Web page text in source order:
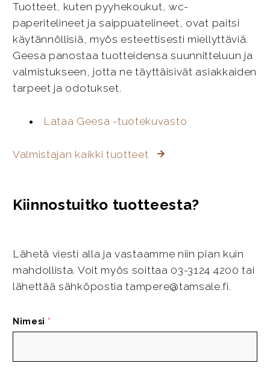
Tuotteet, kuten pyyhekoukut, wc-
paperitelineet ja saippuatelineet, ovat paitsi
käytännöllisiä, myös esteettisesti miellyttäviä.
Geesa panostaa tuotteidensa suunnitteluun ja
valmistukseen, jotta ne täyttäisivät asiakkaiden
tarpeet ja odotukset.
Lataa Geesa -tuotekuvasto
Valmistajan kaikki tuotteet
Kiinnostuitko tuotteesta?
Lähetä viesti alla ja vastaamme niin pian kuin
mahdollista. Voit myös soittaa 03-3124 4200 tai
lähettää sähköpostia tampere@tamsale.fi.
Nimesi *